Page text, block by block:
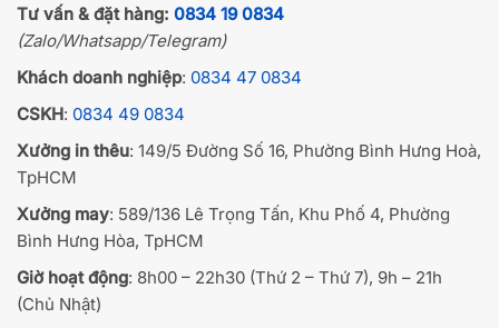
Tư vấn & đặt hàng: 0834 19 0834
(Zalo/Whatsapp/Telegram)
Khách doanh nghiệp: 0834 47 0834
CSKH: 0834 49 0834
Xưởng in thêu: 149/5 Đường Số 16, Phường Bình Hưng Hoà,
TpHCM
Xưởng may: 589/136 Lê Trọng Tấn, Khu Phố 4, Phường
Bình Hưng Hòa, TpHCM
Giờ hoạt động: 8h00 – 22h30 (Thứ 2 – Thứ 7), 9h – 21h
(Chủ Nhật)